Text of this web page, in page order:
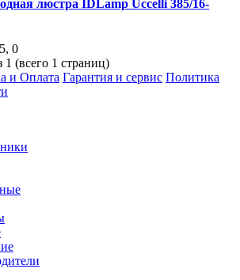
люстра IDLamp Uccelli 385/16-
, 0
(всего 1 страниц)
и Оплата Гарантия и сервис Политика